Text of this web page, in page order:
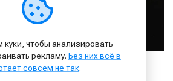
Of Mercy выпустили
чтобы анализировать
рекламу. Без них всё в
совсем не так.